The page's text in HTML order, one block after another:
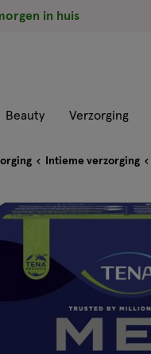
in huis
Beauty Verzorging
Intieme verzorging